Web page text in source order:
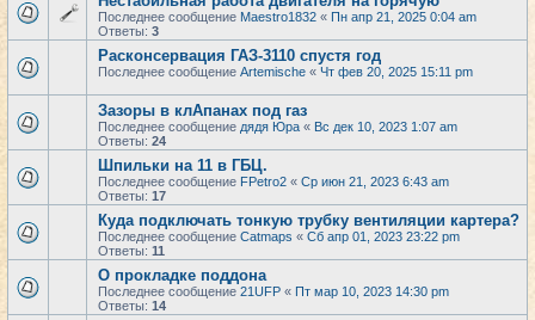
Последнее сообщение Maestro1832 « Пн апр 21, 2025 0:04 am
Ответы: 3
Расконсервация ГАЗ-3110 спустя год
Последнее сообщение Artemische « Чт фев 20, 2025 15:11 pm
Зазоры в клАпанах под газ
Последнее сообщение дядя Юра « Вс дек 10, 2023 1:07 am
Ответы: 24
Шпильки на 11 в ГБЦ.
Последнее сообщение FPetro2 « Ср июн 21, 2023 6:43 am
Ответы: 17
Куда подключать тонкую трубку вентиляции картера?
Последнее сообщение Catmaps « Сб апр 01, 2023 23:22 pm
Ответы: 11
О прокладке поддона
Последнее сообщение 21UFP « Пт мар 10, 2023 14:30 pm
Ответы: 14